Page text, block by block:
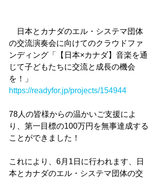
日本とカナダのエル・システマ団体
の交流演奏会に向けてのクラウドファ
ンディング「【日本×カナダ】音楽を通
じて子どもたちに交流と成長の機会
を！」
https://readyfor.jp/projects/154944
78人の皆様からの温かいご支援によ
り、第一目標の100万円を無事達成する
ことができました！
これにより、6月1日に行われます、日
本とカナダのエル・システマ団体の交